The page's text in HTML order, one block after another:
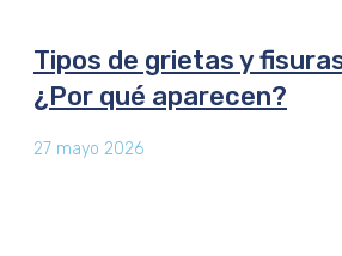
Tipos de grietas y
¿Por qué aparecen?
27 mayo 2026